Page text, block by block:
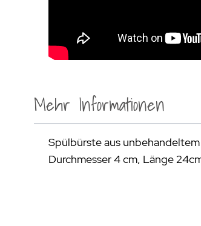
Mehr Informationen
Spülbürste aus
Durchmesser 4 cm, Länge